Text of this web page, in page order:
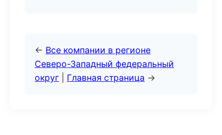
← Все компании в регионе
Северо-Западный федеральный
округ
Главная страница →